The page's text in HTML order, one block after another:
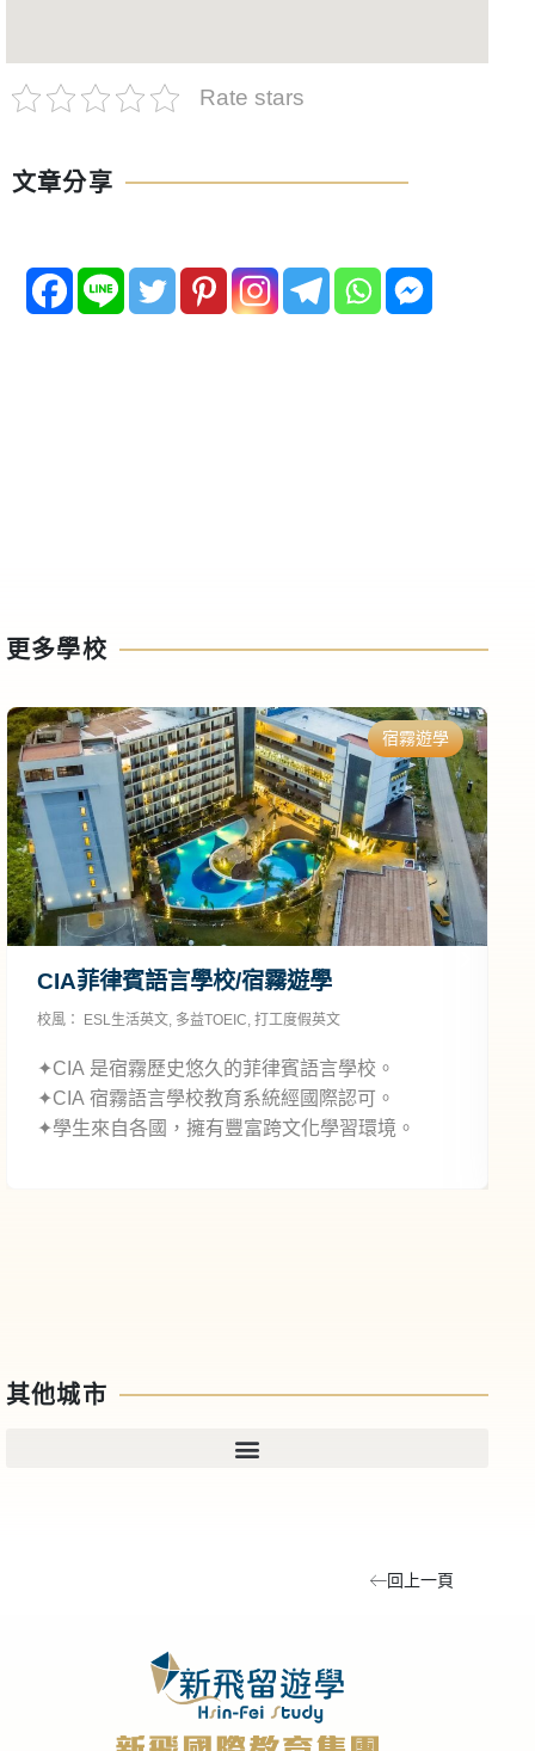
Rate stars
文章分享
更多學校
宿霧遊學
CIA菲律賓語言學校/宿霧遊學
校風： ESL生活英文, 多益TOEIC, 打工度假英文
✦CIA 是宿霧歷史悠久的菲律賓語言學校。
✦CIA 宿霧語言學校教育系統經國際認可。
✦學生來自各國，擁有豐富跨文化學習環境。
其他城市
回上一頁